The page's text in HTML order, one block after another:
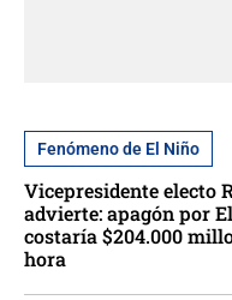
Fenómeno de El Niño
Vicepresidente electo
advierte: apagón por
costaría $204.000
hora